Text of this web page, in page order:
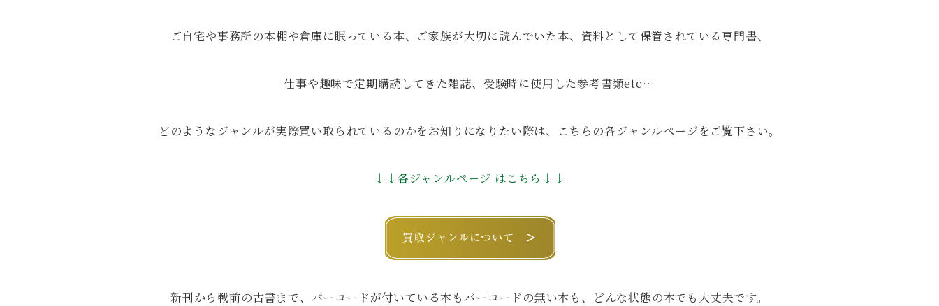
ご自宅や事務所の本棚や倉庫に眠っている本、ご家族が大切に読んでいた本、資料として保管されている専門書、
仕事や趣味で定期購読してきた雑誌、受験時に使用した参考書類etc…
どのようなジャンルが実際買い取られているのかをお知りになりたい際は、こちらの各ジャンルページをご覧下さい。
↓↓各ジャンルページ はこちら↓↓
新刊から戦前の古書まで、バーコードが付いている本もバーコードの無い本も、どんな状態の本でも大丈夫です。